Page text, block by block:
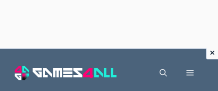
Menu